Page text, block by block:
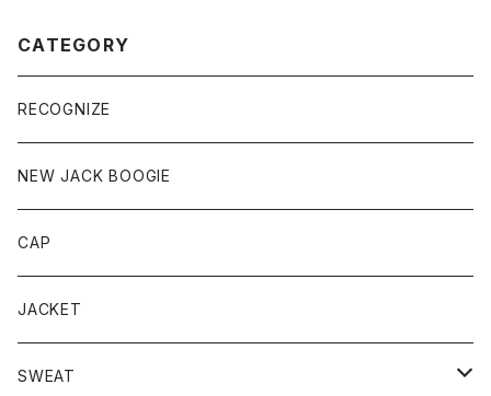
CATEGORY
RECOGNIZE
NEW JACK BOOGIE
CAP
JACKET
SWEAT